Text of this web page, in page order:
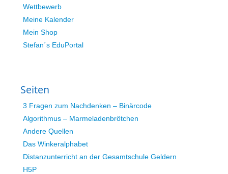
Wettbewerb
Meine Kalender
Mein Shop
Stefan´s EduPortal
Seiten
3 Fragen zum Nachdenken – Binärcode
Algorithmus – Marmeladenbrötchen
Andere Quellen
Das Winkeralphabet
Distanzunterricht an der Gesamtschule Geldern
H5P